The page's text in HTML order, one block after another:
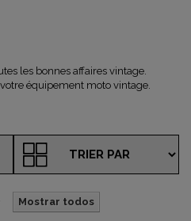
les bonnes affaires vintage.
équipement moto vintage.
Mostrar todos